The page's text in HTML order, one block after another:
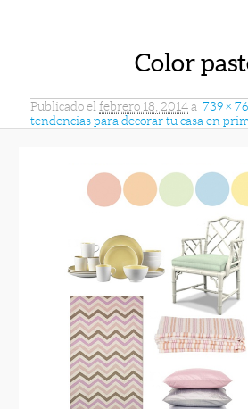
Color
Publicado el febrero 18, 2014a 739 ×
tendencias para decorar tu casa en